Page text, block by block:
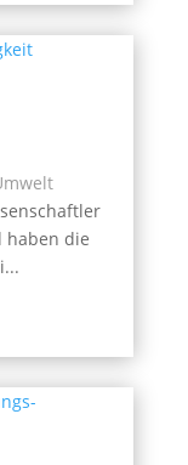
haben die